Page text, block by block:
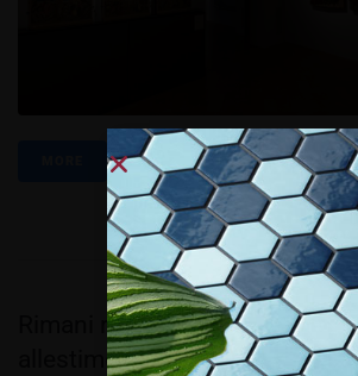
Rimani realizza
allestimento generale della